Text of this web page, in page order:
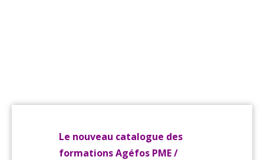
est en
ligne !
Le nouveau catalogue des
formations Agéfos PME /